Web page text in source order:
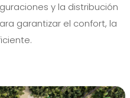
y la distribución
garantizar el confort, la